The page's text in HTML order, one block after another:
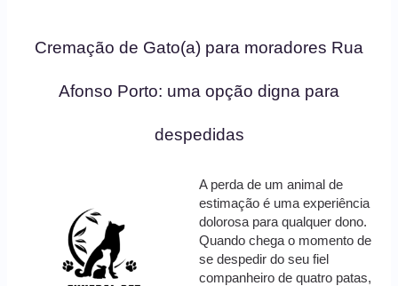
Cremação de Gato(a) para moradores Rua
Afonso Porto: uma opção digna para
despedidas
A perda de um animal de
estimação é uma experiência
dolorosa para qualquer dono.
Quando chega o momento de
se despedir do seu fiel
companheiro de quatro patas,